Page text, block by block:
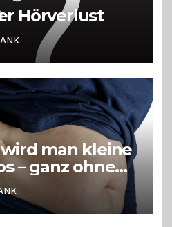
Hörverlust
man kleine
– ganz ohne